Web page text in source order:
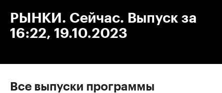
РЫНКИ. Сейчас. Выпуск за
16:22, 19.10.2023
Все выпуски программы